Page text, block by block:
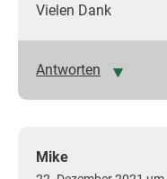
Vielen Dank
Antworten
Mike